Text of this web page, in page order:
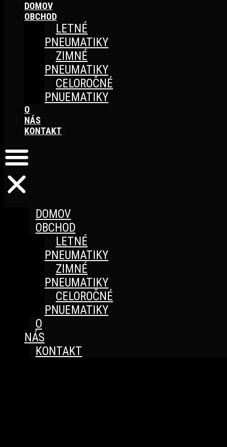
DOMOV
OBCHOD
LETNÉ
PNEUMATIKY
ZIMNÉ
PNEUMATIKY
CELOROČNÉ
PNUEMATIKY
O
NÁS
KONTAKT
DOMOV
OBCHOD
LETNÉ
PNEUMATIKY
ZIMNÉ
PNEUMATIKY
CELOROČNÉ
PNUEMATIKY
O
NÁS
KONTAKT